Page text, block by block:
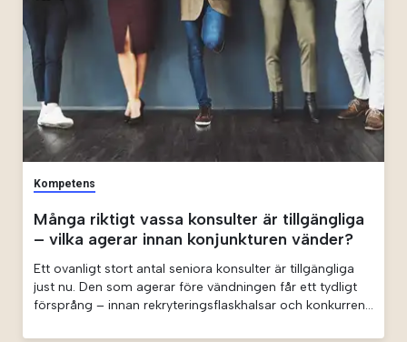
Kompetens
Många riktigt vassa konsulter är tillgängliga
– vilka agerar innan konjunkturen vänder?
Ett ovanligt stort antal seniora konsulter är tillgängliga
just nu. Den som agerar före vändningen får ett tydligt
försprång – innan rekryteringsflaskhalsar och konkurrens